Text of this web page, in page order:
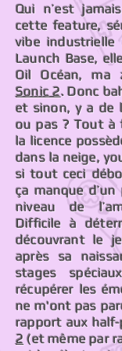
Qui n’est
cette feature,
vibe industrielle
Launch Base,
Oil Océan, ma
Sonic 2. Donc
et sinon, y a de
ou pas ? Tout à
la licence
dans la neige,
si tout ceci
ça manque
niveau de
Difficile à
découvrant le
après sa
stages
récupérer les
ne m'ont pas
rapport aux
2 (et même par